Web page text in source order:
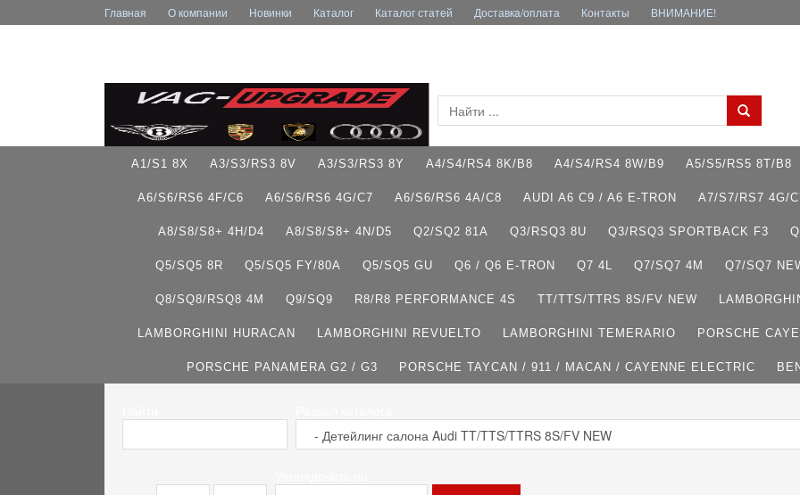
Главная О компании Новинки Каталог Каталог статей Доставкa/оплата Контакты ВНИМАНИЕ!
A1/S1 8X A3/S3/RS3 8V A3/S3/RS3 8Y A4/S4/RS4 8K/B8 A4/S4/RS4 8W/B9 A5/S5/RS5 8T/B8
A6/S6/RS6 4F/C6 A6/S6/RS6 4G/C7 A6/S6/RS6 4A/C8 AUDI A6 C9 / A6 E-TRON A7/S7/RS7 4G/
A8/S8/S8+ 4H/D4 A8/S8/S8+ 4N/D5 Q2/SQ2 81A Q3/RSQ3 8U Q3/RSQ3 SPORTBACK F3
Q5/SQ5 8R Q5/SQ5 FY/80A Q5/SQ5 GU Q6 / Q6 E-TRON Q7 4L Q7/SQ7 4M Q7/SQ7
Q8/SQ8/RSQ8 4M Q9/SQ9 R8/R8 PERFORMANCE 4S TT/TTS/TTRS 8S/FV NEW
LAMBORGHINI HURACAN LAMBORGHINI REVUELTO LAMBORGHINI TEMERARIO PORSCHE
PORSCHE PANAMERA G2 / G3 PORSCHE TAYCAN / 911 / MACAN / CAYENNE ELECTRIC